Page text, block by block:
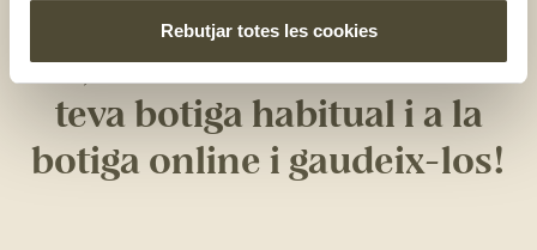
Rebutjar totes les cookies
de cultivar-los, amb molt
sol, i collir-los. Troba’ls a la
teva botiga habitual i a la
botiga online i gaudeix-los!